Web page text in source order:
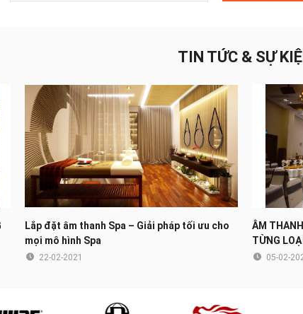
TIN TỨC & SỰ
Lắp đặt âm thanh Spa – Giải pháp tối ưu cho
mọi mô hình Spa
22-02-2021
ÂM
TỪNG
05-02-